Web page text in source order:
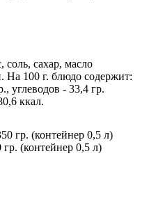
соль, сахар, масло
На 100 г. блюдо содержит:
углеводов - 33,4 гр.
ккал.
гр. (контейнер 0,5 л)